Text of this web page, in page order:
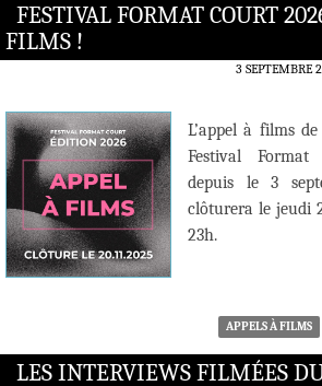
FESTIVAL FORMAT COURT
FILMS !
3 SEPTEMBRE
L’appel à films
Festival
depuis le 3
clôturera le jeudi
23h.
APPELS À FILMS
LES INTERVIEWS FILMÉES